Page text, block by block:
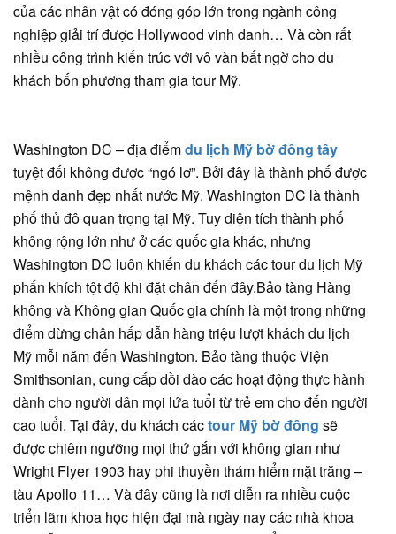
của các nhân vật có đóng góp lớn trong ngành công
nghiệp giải trí được Hollywood vinh danh… Và còn rất
nhiều công trình kiến trúc với vô vàn bất ngờ cho du
khách bốn phương tham gia tour Mỹ.
Washington DC – địa điểmdu lịch Mỹ bờ đông tây
tuyệt đối không được “ngó lơ”. Bởi đây là thành phố được
mệnh danh đẹp nhất nước Mỹ. Washington DC là thành
phố thủ đô quan trọng tại Mỹ. Tuy diện tích thành phố
không rộng lớn như ở các quốc gia khác, nhưng
Washington DC luôn khiến du khách các tour du lịch Mỹ
phấn khích tột độ khi đặt chân đến đây.Bảo tàng Hàng
không và Không gian Quốc gia chính là một trong những
điểm dừng chân hấp dẫn hàng triệu lượt khách du lịch
Mỹ mỗi năm đến Washington. Bảo tàng thuộc Viện
Smithsonian, cung cấp dồi dào các hoạt động thực hành
dành cho người dân mọi lứa tuổi từ trẻ em cho đến người
cao tuổi. Tại đây, du khách cáctour Mỹ bờ đông sẽ
được chiêm ngưỡng mọi thứ gắn với không gian như
Wright Flyer 1903 hay phi thuyền thám hiểm mặt trăng –
tàu Apollo 11… Và đây cũng là nơi diễn ra nhiều cuộc
triển lãm khoa học hiện đại mà ngày nay các nhà khoa